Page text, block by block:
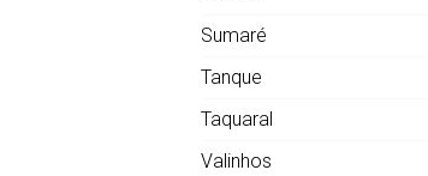
Sumaré
Tanque
Taquaral
Valinhos